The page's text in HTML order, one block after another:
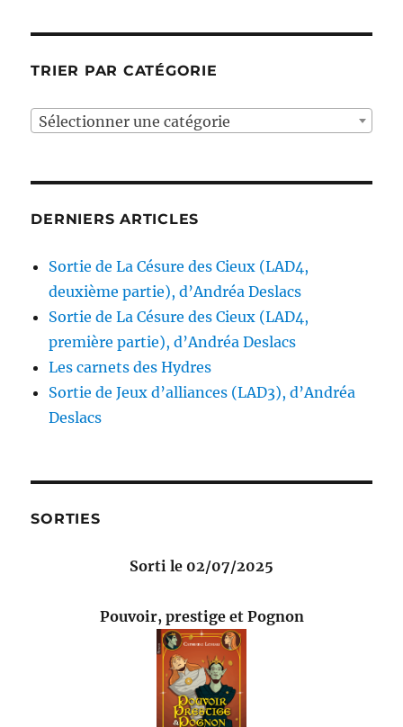
TRIER PAR CATÉGORIE
Sélectionner une catégorie
DERNIERS ARTICLES
Sortie de La Césure des Cieux (LAD4,
deuxième partie), d’Andréa Deslacs
Sortie de La Césure des Cieux (LAD4,
première partie), d’Andréa Deslacs
Les carnets des Hydres
Sortie de Jeux d’alliances (LAD3), d’Andréa
Deslacs
SORTIES
Sorti le 02/07/2025
Pouvoir, prestige et Pognon